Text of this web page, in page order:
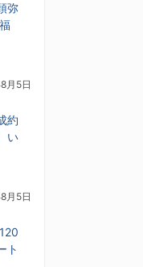
弥
月5日
約
い
月5日
ト